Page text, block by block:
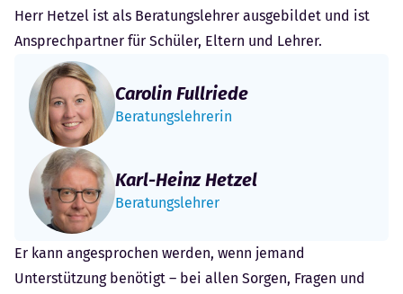
Herr Hetzel ist als Beratungslehrer ausgebildet und ist
Ansprechpartner für Schüler, Eltern und Lehrer.
Carolin Fullriede
Beratungslehrerin
Karl-Heinz Hetzel
Beratungslehrer
Er kann angesprochen werden, wenn jemand
Unterstützung benötigt – bei allen Sorgen, Fragen und